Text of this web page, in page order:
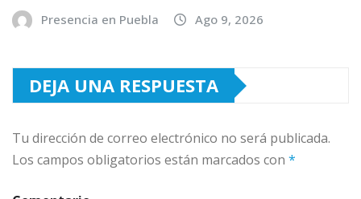
Presencia en Puebla Ago 9, 2026
DEJA UNA RESPUESTA
Tu dirección de correo electrónico no será publicada.
Los campos obligatorios están marcados con *